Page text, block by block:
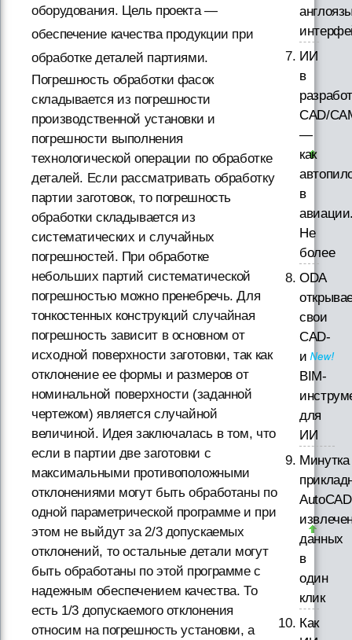
оборудования. Цель проекта —
обеспечение качества продукции при
обработке деталей партиями.
Погрешность обработки фасок
складывается из погрешности
производственной установки и
погрешности выполнения
технологической операции по обработке
деталей. Если рассматривать обработку
партии заготовок, то погрешность
обработки складывается из
систематических и случайных
погрешностей. При обработке
небольших партий систематической
погрешностью можно пренебречь. Для
тонкостенных конструкций случайная
погрешность зависит в основном от
исходной поверхности заготовки, так как
отклонение ее формы и размеров от
номинальной поверхности (заданной
чертежом) является случайной
величиной. Идея заключалась в том, что
если в партии две заготовки с
максимальными противоположными
отклонениями могут быть обработаны по
одной параметрической программе и при
этом не выйдут за 2/3 допускаемых
отклонений, то остальные детали могут
быть обработаны по этой программе с
надежным обеспечением качества. То
есть 1/3 допускаемого отклонения
относим на погрешность установки, а
ИИ
в
CAD/
—
как
в
Не
более
ODA
свои
CAD-
и
BIM-
для
ИИ
Минутка
данных
в
один
клик
Как